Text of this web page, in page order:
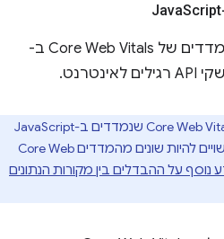
אפשר למדוד כל אחד מהמדדים של Core Web Vitals ב-
שימו לב שהמדדים Core Web Vitals שנמדדים ב-JavaScript
באמצעות ממשקי API ציבוריים עשויים להיות שונים מהמדדים Core Web
על ההבדלים בין מקורות הנתונים